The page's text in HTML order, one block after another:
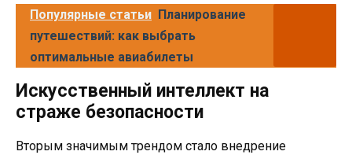
Популярные статьи Планирование
путешествий: как выбрать
оптимальные авиабилеты
Искусственный интеллект на
страже безопасности
Вторым значимым трендом стало внедрение